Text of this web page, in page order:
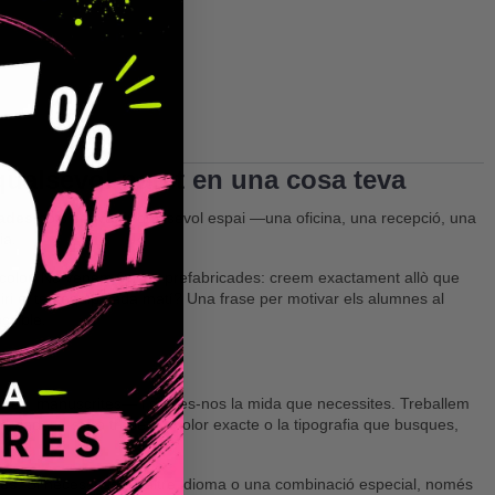
paret en una cosa teva
pots convertir qualsevol espai —una oficina, una recepció, una
No venem frases prefabricades: creem exactament allò que
el teu equip cada matí? Una frase per motivar els alumnes al
manuscrites— i digues-nos la mida que necessites. Treballem
I si no trobes el color exacte o la tipografia que busques,
. Si necessites un altre idioma o una combinació especial, només